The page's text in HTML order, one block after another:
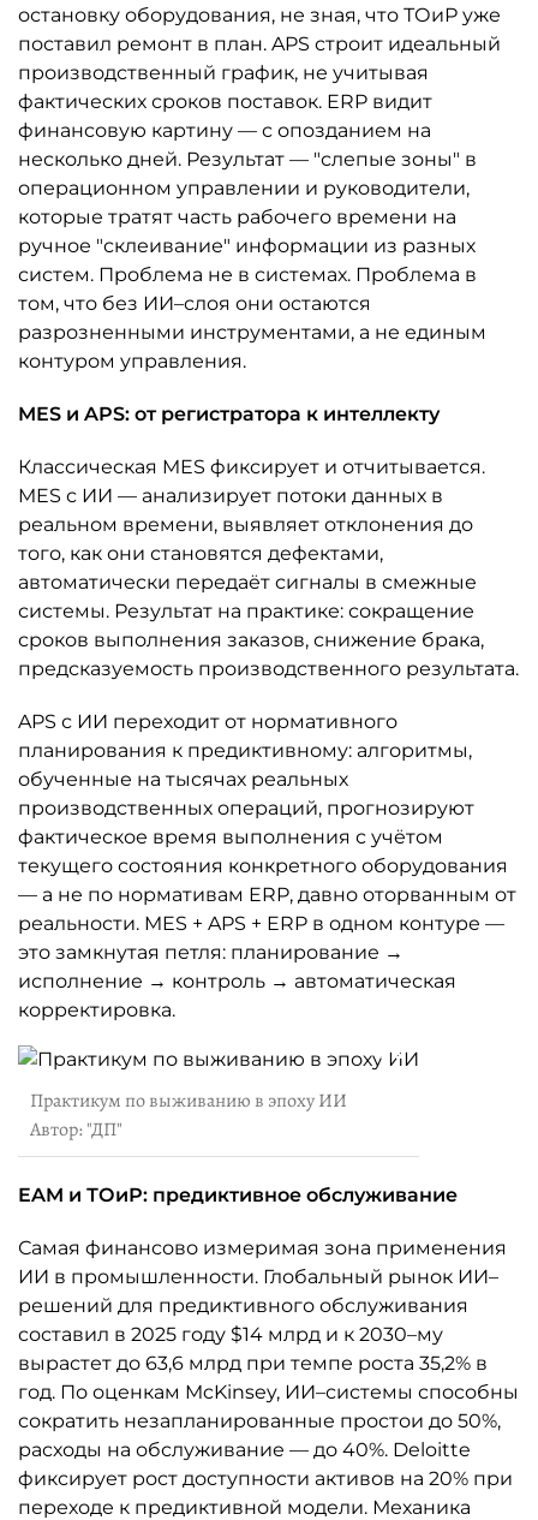
остановку оборудования, не зная, что ТОиР уже
поставил ремонт в план. APS строит идеальный
производственный график, не учитывая
фактических сроков поставок. ERP видит
финансовую картину — с опозданием на
несколько дней. Результат — "слепые зоны" в
операционном управлении и руководители,
которые тратят часть рабочего времени на
ручное "склеивание" информации из разных
систем. Проблема не в системах. Проблема в
том, что без ИИ–слоя они остаются
разрозненными инструментами, а не единым
контуром управления.
MES и APS: от регистратора к интеллекту
Классическая MES фиксирует и отчитывается.
MES с ИИ — анализирует потоки данных в
реальном времени, выявляет отклонения до
того, как они становятся дефектами,
автоматически передаёт сигналы в смежные
системы. Результат на практике: сокращение
сроков выполнения заказов, снижение брака,
предсказуемость производственного результата.
APS с ИИ переходит от нормативного
планирования к предиктивному: алгоритмы,
обученные на тысячах реальных
производственных операций, прогнозируют
фактическое время выполнения с учётом
текущего состояния конкретного оборудования
— а не по нормативам ERP, давно оторванным от
реальности. MES + APS + ERP в одном контуре —
это замкнутая петля: планирование →
исполнение → контроль → автоматическая
корректировка.
Практикум по выживанию в эпоху ИИ
Автор: "ДП"
EAM и ТОиР: предиктивное обслуживание
Самая финансово измеримая зона применения
ИИ в промышленности. Глобальный рынок ИИ–
решений для предиктивного обслуживания
составил в 2025 году $14 млрд и к 2030–му
вырастет до 63,6 млрд при темпе роста 35,2% в
год. По оценкам McKinsey, ИИ–системы способны
сократить незапланированные простои до 50%,
расходы на обслуживание — до 40%. Deloitte
фиксирует рост доступности активов на 20% при
переходе к предиктивной модели. Механика